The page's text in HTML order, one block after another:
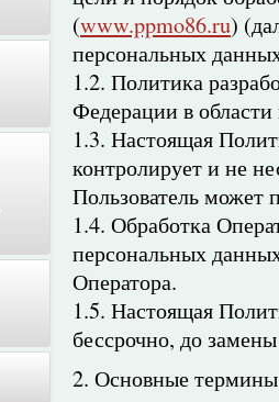
(www.ppmo86.ru)
персональных
1.2. Политика
Федерации в
1.3. Настоящая
контролирует и не
Пользователь может
1.4. Обработка
персональных
Оператора.
1.5. Настоящая
бессрочно, до
2. Основные